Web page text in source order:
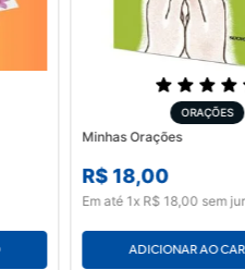
ORAÇÕES
Minhas Orações
R$ 18,00
Em até 1x R$ 18, 00 sem
ADICIONAR AO